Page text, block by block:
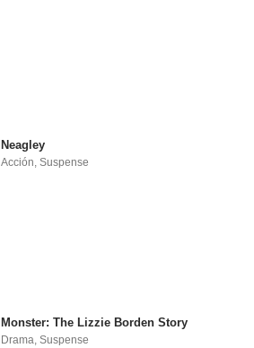
Neagley
Acción,Suspense
Monster: The Lizzie Borden Story
Drama,Suspense